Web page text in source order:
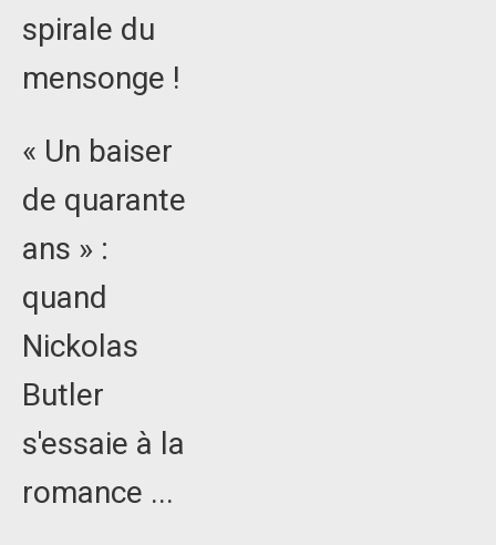
spirale du
mensonge !
« Un baiser
de quarante
ans » :
quand
Nickolas
Butler
s'essaie à la
romance ...